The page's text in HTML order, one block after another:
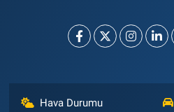
Hava Durumu